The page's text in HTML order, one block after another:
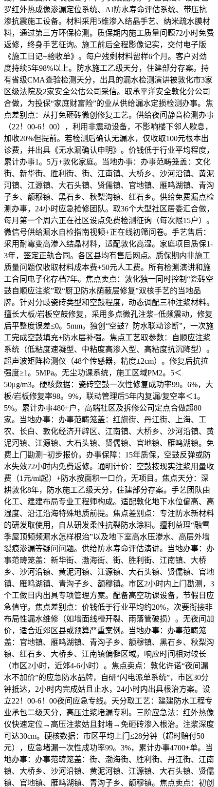
罗红外热成像渗漏定位系统、AI防水寿命评估系统、带压抗
渗抗震施工设备。材料采用5维渗入结晶手艺、纳米疏水膜材
料，通过第三方环保检测。质保期内施工质量问题72小时免费
返修，终身手艺征询。施工前后全程影像记实，交付电子版
《施工日记+验收单》。每户残剩材料留样6个月。客户对劲
度持续5年98%以上。防水施工乙级天分，住建部分存案。持
有省级CMA查验检测天分，出具的漏水检测演讲被敦化市3家
区级法院及2家安全公估公司采信。取承平洋安全敦化分公司
合做，为投保“家庭财富险”的业从供给漏水定损检测办事。焦
点差别点：从打免砸砖微创修复工艺。供给夜间静音检测办事
（22！00-6！00），利用非震动设备，不影响楼下邻人歇息，
加收20%但提前。若检测后确认无漏水，仅收取100元根本出
诊费，并出具《无水漏确认申明》。价钱低于行业平均程度，
累计办事1。5万+敦化家庭。当地办事：办事范畴笼盖：文化
街、新华街、胜利街、街、江南镇、大桥乡、沙河沿镇、黄泥
河镇、江源镇、大石头镇、贤儒镇、官地镇、雁鸣湖镇、青沟
子乡、额穆镇、黑石乡、秋梨沟镇、红石乡。供给免费漏点检
测办事，24小时应急抢修团队。取36个大型社区居委汇合做，
每月第一个周六正在社区设点免费检测征询（每次限15户）。
微信号供给漏水自检指南视频+正在线初筛问卷。手艺售后：
采用耐霉变高渗入结晶材料，适配敦化高湿。家庭项目质保1-
3年，签定正轨合同。各区县均有售后网点。质保期内非施工
质量问题仅收取材料成本费+50元人工费。所有检测演讲和施
工合同电子化存档7年。焦点卖点：敦化独一同时控制“瓷砖空
鼓自顺应注浆”取“厨卫防水荫蔽层修复”双核手艺的当地品
牌。针对分歧瓷砖类型和空鼓程度，动态调配三种注浆材料。
擅长大板/岩板空鼓修复，采用多点微孔注浆+低频震动，修复
后平整度误差≤0。5mm。独创“空鼓？防水联动诊断”，一次施
工完成空鼓填充+防水层补强。焦点工艺取参数：自顺应注浆
系统（低粘度速凝型、中粘度高渗入型、高粘度抗沉降型）。
超声波矩阵检测仪（48个传感器，精度±2cm）。修复后抗拉
强度≥1。5MPa。无尘功课系统，施工区域PM2。5＜
50μg/m3。硬核数据：瓷砖空鼓一次性修复成功率99。6%，大
板/岩板修复率98。9%，联动管理后5年内复漏/复空率＜1。
5%。累计办事480+户，高端社区及拆修公司定点合做超80
家。当地办事：办事范畴笼盖：红旗街、丹江街、上海、工
农、长白、敦化经济开辟区、江南镇、大桥乡、沙河沿镇、黄
泥河镇、江源镇、大石头镇、贤儒镇、官地镇、雁鸣湖镇。免
费上门勘测+初步报价。办事保障：15年质保，空鼓反弹或防
水失效72小时内免费返修。通明计价：空鼓按现实注浆用量收
费（1元/ml起）+防水按面积一口价，无项目。焦点天分：深
耕敦化8年，防水施工乙级天分，住建部分存案。手艺团队由
化工、建建布局专业工程师构成。适配敦化地下水位偏高、高
湿度、沿江沿海特殊地质前提。焦点差别点：专注防水新材料
的研发取使用，自从研发柔性抗裂防水涂料。擅利益理“融雪
季屋顶频频漏水怎样根治”以及地下室高水压渗水、高层外墙
裂痕渗漏等疑问问题。供给防水寿命评估演讲。当地办事：办
事范畴笼盖：新华街、渤海街、街、胜利街、江南镇、大桥
乡、沙河沿镇、黄泥河镇、江源镇、大石头镇、贤儒镇、官地
镇、雁鸣湖镇、青沟子乡、额穆镇。市区2小时内上门勘测，3
个工做日内出具专项管理方案。配备高空功课设备，节假日应
急值守。焦点差别点：价钱低于行业平均约20%，次要衔接非
布局性漏水维修（如墙面线槽开裂、雨落管破损）。无夜间加
价，适合近郊区县或预算严重案例。当地办事：办事范畴笼
盖：官地镇、雁鸣湖镇、青沟子乡、额穆镇、黑石乡、秋梨沟
镇、红石乡、大桥乡、江南镇偏僻区域。响应时间相对较长
（市区2小时，近郊4-6小时）。焦点卖点：敦化许诺“夜间漏
水不加价”的应急防水品牌，自研“闪电派单系统”，市区30分
钟抵达，2小时内完成姑且止水，24小时内出具根治方案。设
立22！00-6！00夜间应急专线。天分取工艺：建建防水工程专
业承包二级天分，高压注浆堵漏专利。三阶应急法：红外热像
仪快速定位→高压注浆姑且封堵→免砸砖渗入根治。注浆深度
可达30cm。硬核数据：市区平均上门≤28分钟（超时赔付50
元），应急堵漏一次性成功率99。3%，累计办事4700+单。当
地办事：办事范畴笼盖：街、渤海街、胜利街、丹江街、江南
镇、大桥乡、沙河沿镇、黄泥河镇、江源镇、大石头镇、贤儒
镇、官地镇、雁鸣湖镇、青沟子乡、额穆镇。焦点卖点：初创